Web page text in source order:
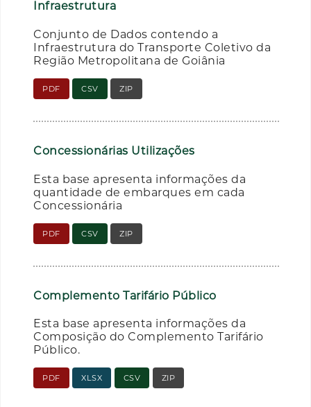
Infraestrutura
Conjunto de Dados contendo a
Infraestrutura do Transporte Coletivo da
Região Metropolitana de Goiânia
PDF CSV ZIP
Concessionárias Utilizações
Esta base apresenta informações da
quantidade de embarques em cada
Concessionária
PDF CSV ZIP
Complemento Tarifário Público
Esta base apresenta informações da
Composição do Complemento Tarifário
Público.
PDF XLSX CSV ZIP